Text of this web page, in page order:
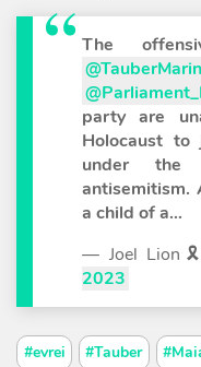
The
party are
Holocaust to
under the
antisemitism.
a child of a…
— Joel Lion🎗
2023
#evrei #Tauber